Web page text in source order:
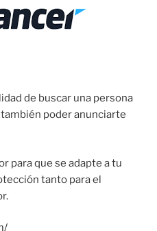
de buscar una persona
poder anunciarte
para que se adapte a tu
tanto para el